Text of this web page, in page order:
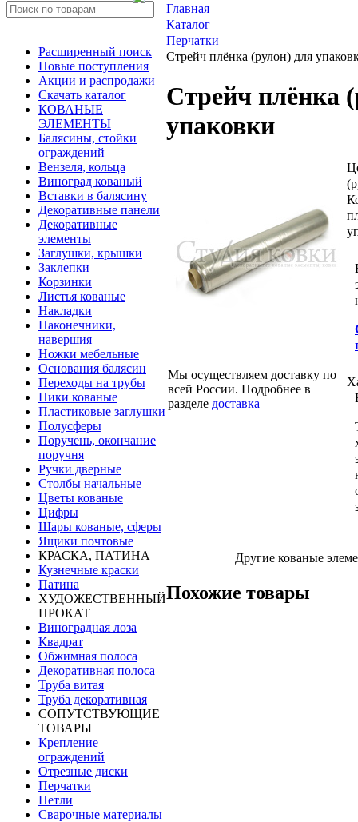
Расширенный поиск
Новые поступления
Акции и распродажи
Скачать каталог
КОВАНЫЕ
ЭЛЕМЕНТЫ
Балясины, стойки
ограждений
Вензеля, кольца
Виноград кованый
Вставки в балясину
Декоративные панели
Декоративные
элементы
Заглушки, крышки
Заклепки
Корзинки
Листья кованые
Накладки
Наконечники,
навершия
Ножки мебельные
Основания балясин
Переходы на трубы
Пики кованые
Пластиковые заглушки
Полусферы
Поручень, окончание
поручня
Ручки дверные
Столбы начальные
Цветы кованые
Цифры
Шары кованые, сферы
Ящики почтовые
КРАСКА, ПАТИНА
Кузнечные краски
Патина
ХУДОЖЕСТВЕННЫЙ
ПРОКАТ
Виноградная лоза
Квадрат
Обжимная полоса
Декоративная полоса
Труба витая
Труба декоративная
СОПУТСТВУЮЩИЕ
ТОВАРЫ
Крепление
ограждений
Отрезные диски
Перчатки
Петли
Сварочные материалы
Главная
Каталог
Перчатки
Стрейч плёнка (рулон) для
Стрейч плёнка
упаковки
Мы осуществляем доставку по
всей России. Подробнее в
разделе доставка
Другие кованые
Похожие товары